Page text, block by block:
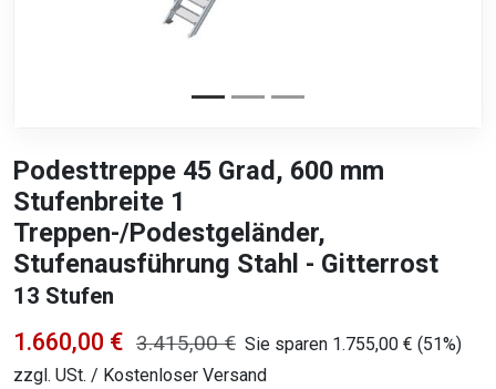
Podesttreppe 45 Grad, 600 mm
Stufenbreite 1
Treppen-/Podestgeländer,
Stufenausführung Stahl - Gitterrost
13 Stufen
1.660,00 € 3.415,00 € Sie sparen 1.755,00 € (51%)
zzgl. USt. / Kostenloser Versand